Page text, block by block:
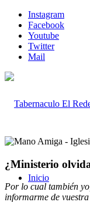
Instagram
Facebook
Youtube
Twitter
Mail
Inicio
¿Ministerio
Por lo cual también
informarme de